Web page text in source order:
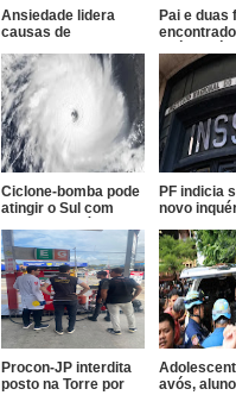
Ansiedade lidera
causas de
jovens no Brasil
Pai e duas
EUA
Ciclone-bomba pode
atingir o Sul com
km/h
PF indicia
novo
no INSS
Procon-JP interdita
posto na Torre por
avós,